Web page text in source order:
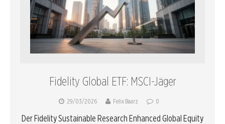
Fidelity Global ETF: MSCI-Jäger
29/03/2026 Felix Baarz 0
Der Fidelity Sustainable Research Enhanced Global Equity